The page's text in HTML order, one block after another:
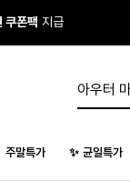
폰팩 지급
주말특가 ✨ 균일특가